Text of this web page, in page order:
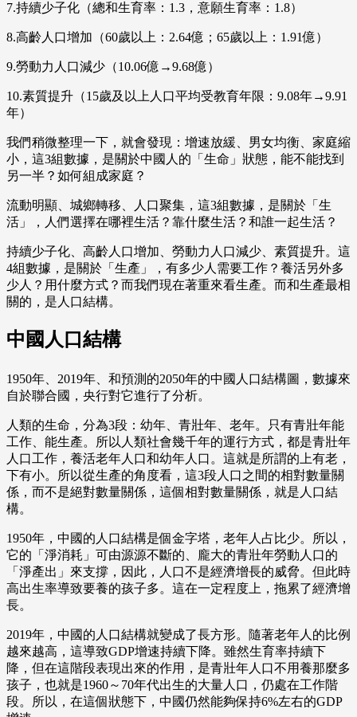
7.持續少子化（總和生育率：1.3，意願生育率：1.8）
8.高齡人口增加（60歲以上：2.64億；65歲以上：1.91億）
9.勞動力人口減少（10.06億→9.68億）
10.素質提升（15歲及以上人口平均受教育年限：9.08年→9.91
年）
我們稍微整理一下，就會發現：增速放緩、男女均衡、家庭縮
小，這3組數據，是關於中國人的「生命」狀態，能不能找到
另一半？如何組成家庭？
流動明顯、城鄉轉移、人口聚集，這3組數據，是關於「生
活」，人們選擇在哪裡生活？靠什麼生活？和誰一起生活？
持續少子化、高齡人口增加、勞動力人口減少、素質提升。這
4組數據，是關於「生產」，有多少人需要工作？養活另外多
少人？用什麼方式？而我們現在著重來看生產。而和生產最相
關的，是人口結構。
中國人口結構
1950年、2019年、和預測的2050年的中國人口結構圖，數據來
自於聯合國，央行對它進行了分析。
人類的生命，分為3段：幼年、青壯年、老年。只有青壯年能
工作、能生產。所以人類社會幾千年的運行方式，都是青壯年
人口工作，養活老年人口和幼年人口。這就是所謂的上有老，
下有小。所以從生產的角度看，這3段人口之間的相對數量關
係，而不是絕對數量關係，這個相對數量關係，就是人口結
構。
1950年，中國的人口結構是個金字塔，老年人占比少。所以，
它的「淨消耗」可由源源不斷的、龐大的青壯年勞動人口的
「淨產出」來支撐，因此，人口不是經濟增長的威脅。但此時
高出生率導致要養的孩子多。這在一定程度上，拖累了經濟增
長。
2019年，中國的人口結構就變成了長方形。隨著老年人的比例
越來越高，這導致GDP增速持續下降。雖然生育率持續下
降，但在這階段表現出來的作用，是青壯年人口不用養那麼多
孩子，也就是1960～70年代出生的大量人口，仍處在工作階
段。所以，在這個狀態下，中國仍然能夠保持6%左右的GDP